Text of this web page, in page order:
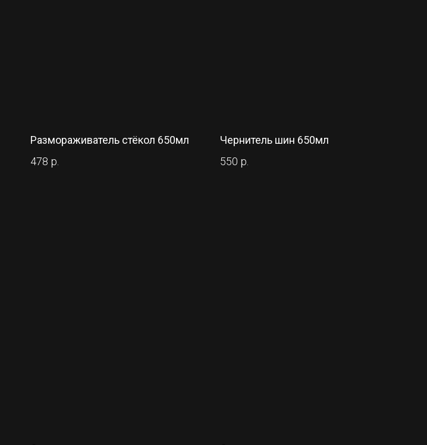
Размораживатель стёкол 650мл
478 р.
Чернитель шин 650мл
550 р.